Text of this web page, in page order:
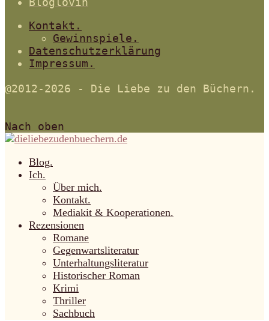
Kontakt.
Gewinnspiele.
Datenschutzerklärung
Impressum.
@2012-2026 - Die Liebe zu den Büchern.
Nach oben
Blog.
Ich.
Über mich.
Kontakt.
Mediakit & Kooperationen.
Rezensionen
Romane
Gegenwartsliteratur
Unterhaltungsliteratur
Historischer Roman
Krimi
Thriller
Sachbuch